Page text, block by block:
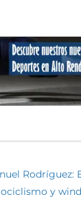
Rodríguez:
y